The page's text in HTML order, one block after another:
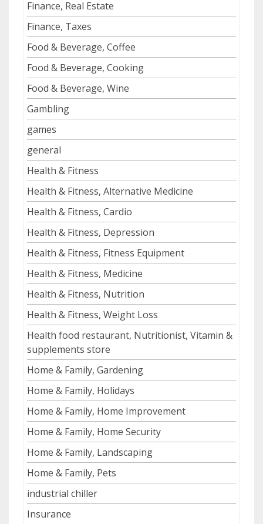
Finance, Real Estate
Finance, Taxes
Food & Beverage, Coffee
Food & Beverage, Cooking
Food & Beverage, Wine
Gambling
games
general
Health & Fitness
Health & Fitness, Alternative Medicine
Health & Fitness, Cardio
Health & Fitness, Depression
Health & Fitness, Fitness Equipment
Health & Fitness, Medicine
Health & Fitness, Nutrition
Health & Fitness, Weight Loss
Health food restaurant, Nutritionist, Vitamin &
supplements store
Home & Family, Gardening
Home & Family, Holidays
Home & Family, Home Improvement
Home & Family, Home Security
Home & Family, Landscaping
Home & Family, Pets
industrial chiller
Insurance